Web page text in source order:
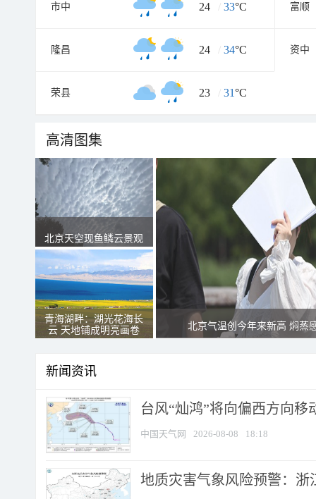
市中 24 / 33°C 富顺
隆昌 24 / 34°C 资中
荣县 23 / 31°C
高清图集
北京天空现鱼鳞云景观
青海湖畔：湖光花海长
云 天地铺成明亮画卷
北京气温创今年来新高 焖蒸
新闻资讯
台风“灿鸿”将向偏西方向移
中国天气网 2026-08-08 18:18
地质灾害气象风险预警：